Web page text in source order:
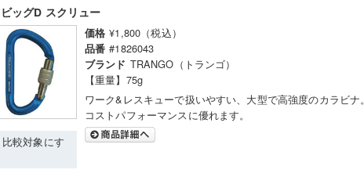
ビッグD スクリュー
比較対象にす
価格 ¥1,800（税込）
品番 #1826043
ブランド TRANGO（トランゴ）
【重量】75g
ワーク&レスキューで扱いやすい、大型で高強度のカラビナ。
コストパフォーマンスに優れます。